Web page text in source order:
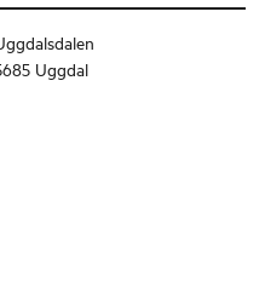
Uggdal